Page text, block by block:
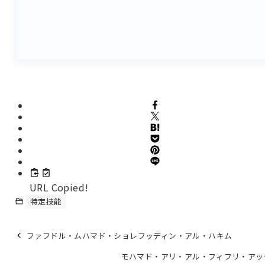
URL Copied!
特定技能
ファフドル・ムハマド・ショレフッディン・アル・ハキム
モハマド・アリ・アル・フィフリ・ア